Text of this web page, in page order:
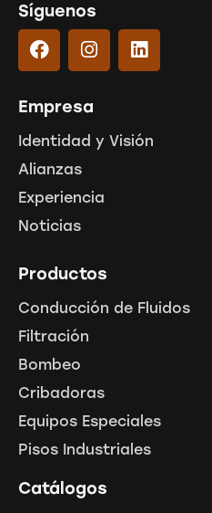
Síguenos
Empresa
Identidad y Visión
Alianzas
Experiencia
Noticias
Productos
Conducción de Fluidos
Filtración
Bombeo
Cribadoras
Equipos Especiales
Pisos Industriales
Catálogos